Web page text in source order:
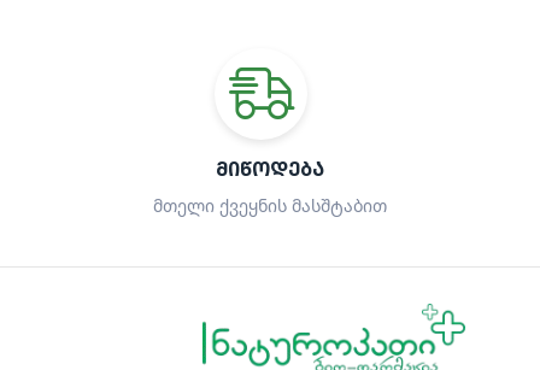
ᲛᲘᲬᲝᲓᲔᲑᲐ
მთელი ქვეყნის მასშტაბით